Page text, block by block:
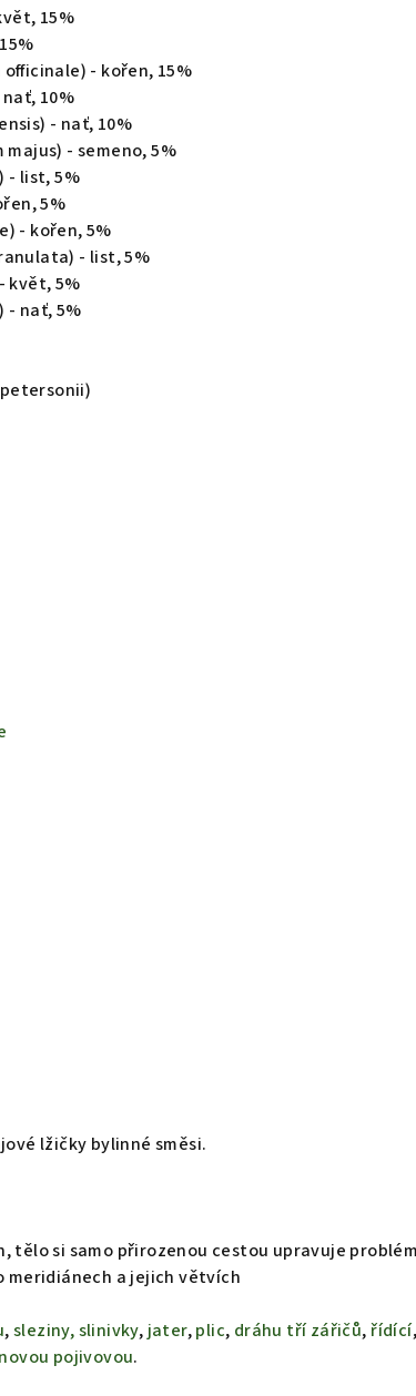
15%
- kořen, 15%
10%
- nať, 10%
- semeno, 5%
- list, 5%
5%
- kořen, 5%
- list, 5%
květ, 5%
- nať, 5%
lžičky bylinné směsi.
tělo si samo přirozenou cestou upravuje
meridiánech a jejich větvích
,sleziny, slinivky, jater,plic, dráhu tří zářičů,řídící,
pojivovou.